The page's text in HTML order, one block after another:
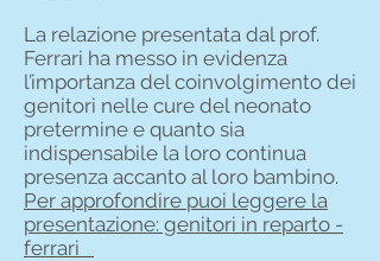
La relazione presentata dal prof.
Ferrari ha messo in evidenza
l’importanza del coinvolgimento dei
genitori nelle cure del neonato
pretermine e quanto sia
indispensabile la loro continua
presenza accanto al loro bambino.
Per approfondire puoi leggere la
presentazione: genitori in reparto -
ferrari